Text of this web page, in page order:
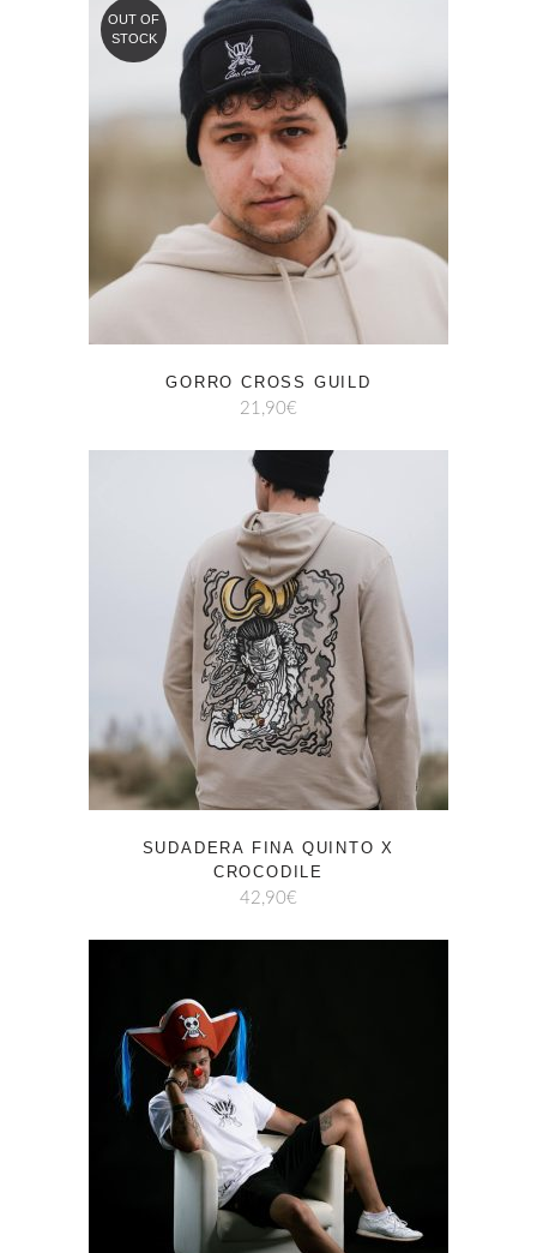
OUT OF
STOCK
GORRO CROSS GUILD
21,90€
SUDADERA FINA QUINTO X
CROCODILE
42,90€